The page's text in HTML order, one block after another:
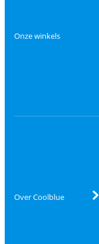
Onze winkels
Over Coolblue